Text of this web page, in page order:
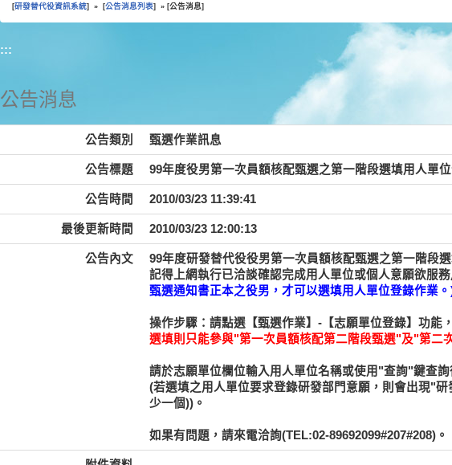
[研發替代役資訊系統] » [公告消息列表] » [公告消息]
:::
公告消息
公告類別 甄選作業訊息
公告標題 99年度役男第一次員額核配甄選之第一階段選填用人單
公告時間 2010/03/23 11:39:41
最後更新時間 2010/03/23 12:00:13
公告內文
99年度研發替代役役男第一次員額核配甄選之第一階段
記得上網執行已洽談確認完成用人單位或個人意願欲服
甄選通知書正本之役男，才可以選填用人單位登錄作業
操作步驟：請點選【甄選作業】-【志願單位登錄】功能
選填則只能參與"第一次員額核配第二階段甄選"及"第二
請於志願單位欄位輸入用人單位名稱或使用"查詢"鍵查詢
(若選填之用人單位要求登錄研發部門意願，則會出現"
少一個))。
如果有問題，請來電洽詢(TEL:02-89692099#207#208)。